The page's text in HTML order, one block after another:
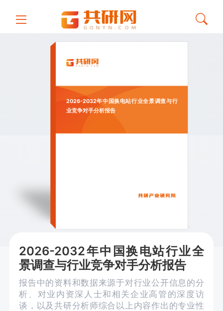
2026-2032年中国换电站行业全景调查与行
业竞争对手分析报告
2026-2032年中国换电站行业全
景调查与行业竞争对手分析报告
报告中的资料和数据来源于对行业公开信息的分
析、对业内资深人士和相关企业高管的深度访
谈，以及共研分析师综合以上内容作出的专业性